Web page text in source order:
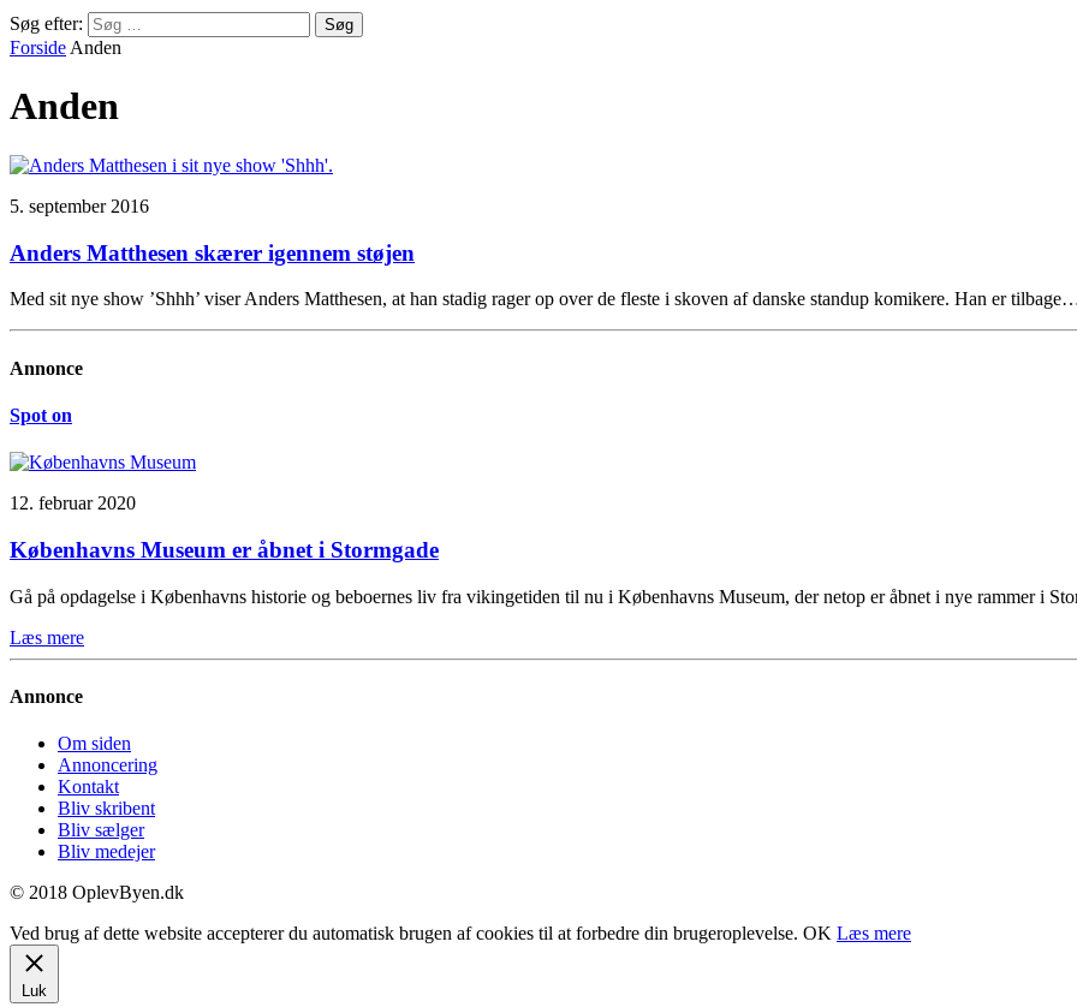
Søg efter:
Forside Anden
Anden
5. september 2016
Anders Matthesen skærer igennem støjen
Med sit nye show ’Shhh’ viser Anders Matthesen, at han stadig rager op over de fleste i skoven af danske standup komikere. Han er
Annonce
Spot on
12. februar 2020
Københavns Museum er åbnet i Stormgade
Gå på opdagelse i Københavns historie og beboernes liv fra vikingetiden til nu i Københavns Museum, der netop er åbnet i nye rammer i
Læs mere
Annonce
Om siden
Annoncering
Kontakt
Bliv skribent
Bliv sælger
Bliv medejer
© 2018 OplevByen.dk
Ved brug af dette website accepterer du automatisk brugen af cookies til at forbedre din brugeroplevelse. OK Læs mere
Luk